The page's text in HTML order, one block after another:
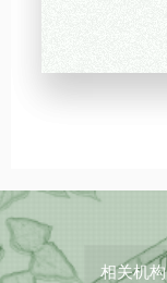
相关机构